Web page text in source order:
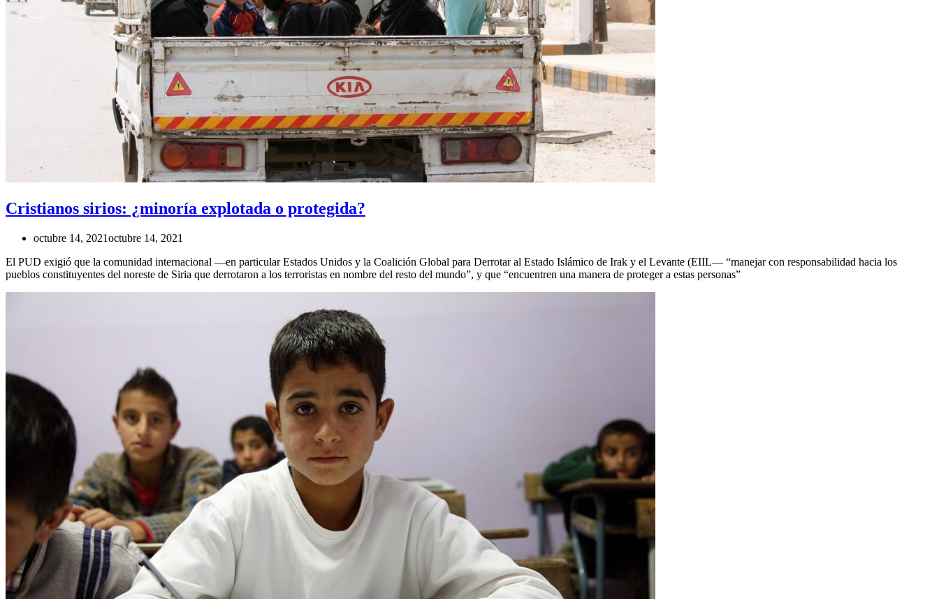
Cristianos sirios: ¿minoría explotada o protegida?
octubre 14, 2021octubre 14, 2021
El PUD exigió que la comunidad internacional —en particular Estados Unidos y la Coalición Global para Derrotar al Estado Islámico de Irak y el Levante (EIIL— “manejar con responsabilidad hacia los
pueblos constituyentes del noreste de Siria que derrotaron a los terroristas en nombre del resto del mundo”, y que “encuentren una manera de proteger a estas personas”